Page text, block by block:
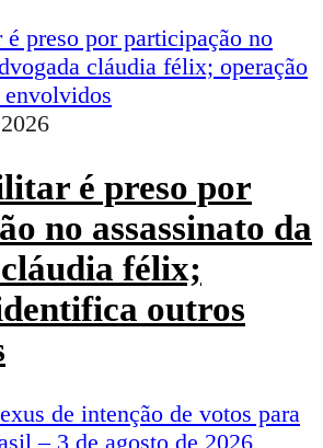
é preso por
no assassinato da
félix;
outros